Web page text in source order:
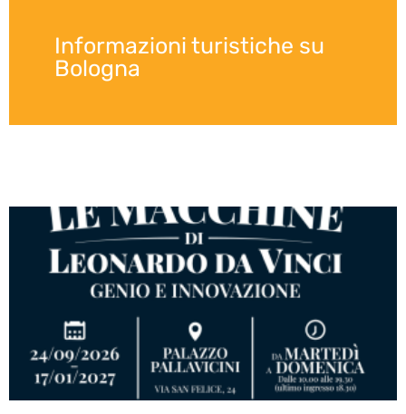
Informazioni turistiche su
Bologna